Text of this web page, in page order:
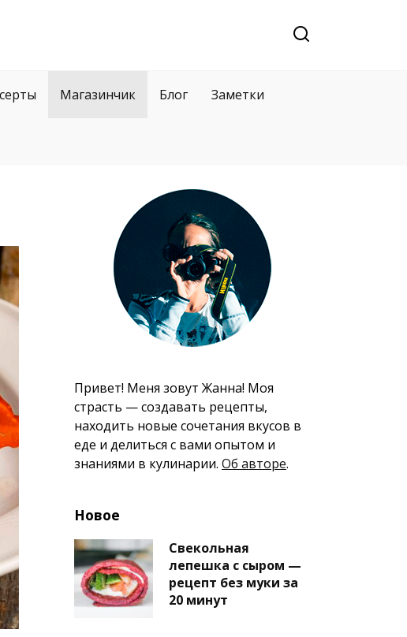
Магазинчик Блог Заметки
Привет! Меня зовут Жанна! Моя
страсть — создавать рецепты,
находить новые сочетания вкусов в
еде и делиться с вами опытом и
знаниями в кулинарии. Об авторе.
Новое
Свекольная
лепешка с сыром —
рецепт без муки за
20 минут